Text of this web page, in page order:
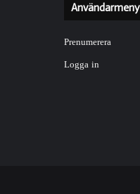
Användarmeny
Prenumerera
Logga in